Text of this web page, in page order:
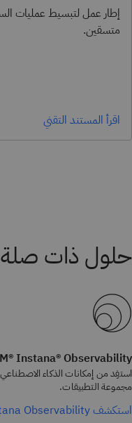
إطار عمل لتبسيط عمليات
متسقين.
اقرأ المستند التقني
Instana® Observability
استفِد من إمكانات الذكاء
مجموعة التطبيقات.
استكشف IBM Instana Observability